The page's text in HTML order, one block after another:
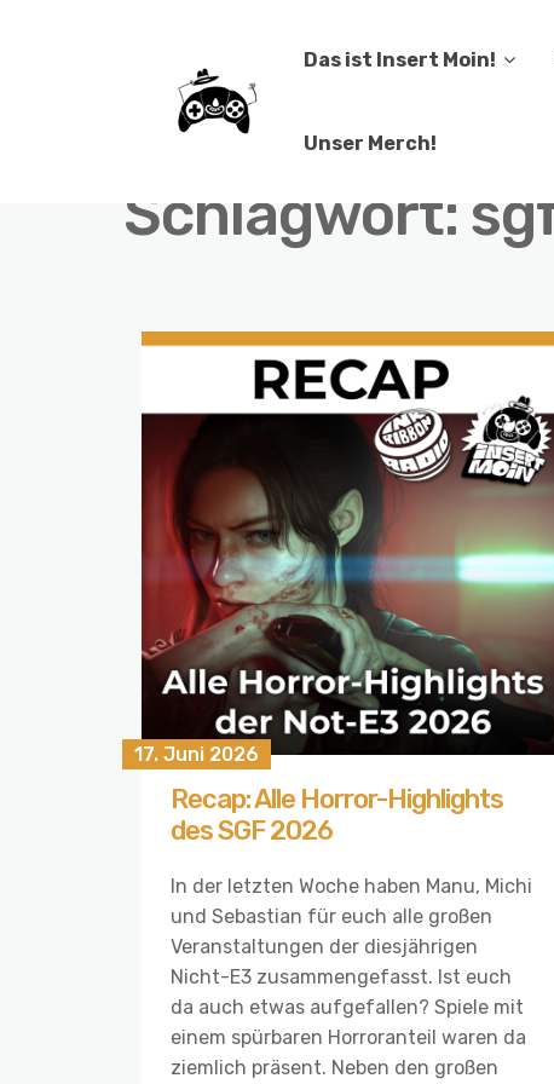
Das ist Insert Moin!
Unser Merch!
Schlagwort:
17. Juni 2026
Recap: Alle Horror-Highlights
des SGF 2026
In der letzten Woche haben Manu, Michi
und Sebastian für euch alle großen
Veranstaltungen der diesjährigen
Nicht-E3 zusammengefasst. Ist euch
da auch etwas aufgefallen? Spiele mit
einem spürbaren Horroranteil waren da
ziemlich präsent. Neben den großen